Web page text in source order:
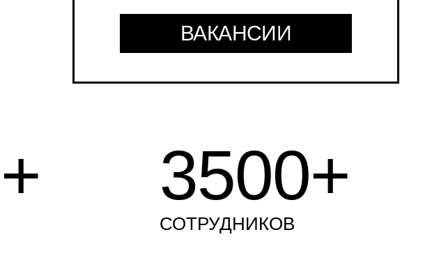
ВАКАНСИИ
+ 3500+
СОТРУДНИКОВ